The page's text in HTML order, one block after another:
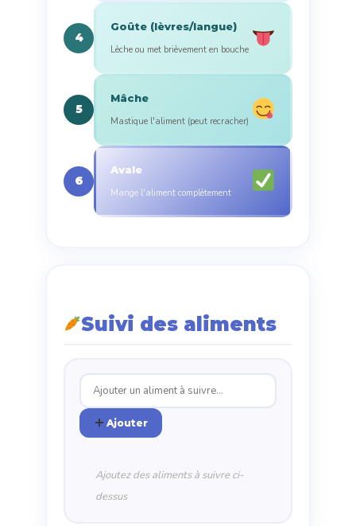
4
Goûte (lèvres/langue)
Lèche ou met brièvement en bouche
5
Mâche
Mastique l'aliment (peut recracher)
6
Avale
Mange l'aliment complètement
Suivi des aliments
Ajouter
Ajoutez des aliments à suivre ci-
dessus